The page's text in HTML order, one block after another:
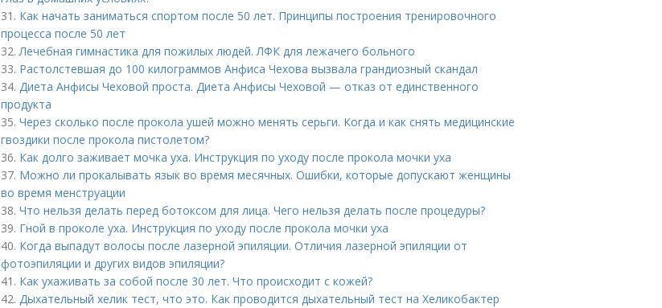
31. Как начать заниматься спортом после 50 лет. Принципы построения тренировочного
процесса после 50 лет
32.Лечебная гимнастика для пожилых людей. ЛФК для лежачего больного
33. Растолстевшая до 100 килограммов Анфиса Чехова вызвала грандиозный скандал
34. Диета Анфисы Чеховой проста. Диета Анфисы Чеховой — отказ от единственного
продукта
35. Через сколько после прокола ушей можно менять серьги. Когда и как снять медицинские
гвоздики после прокола пистолетом?
36. Как долго заживает мочка уха. Инструкция по уходу после прокола мочки уха
37. Можно ли прокалывать язык во время месячных. Ошибки, которые допускают женщины
во время менструации
38. Что нельзя делать перед ботоксом для лица. Чего нельзя делать после процедуры?
39. Гной в проколе уха. Инструкция по уходу после прокола мочки уха
40. Когда выпадут волосы после лазерной эпиляции. Отличия лазерной эпиляции от
фотоэпиляции и других видов эпиляции?
41. Как ухаживать за собой после 30 лет. Что происходит с кожей?
42. Дыхательный хелик тест, что это. Как проводится дыхательный тест на Хеликобактер